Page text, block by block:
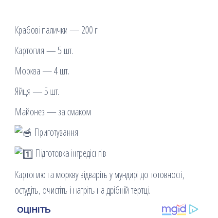
Крабові палички — 200 г
Картопля — 5 шт.
Морква — 4 шт.
Яйця — 5 шт.
Майонез — за смаком
Приготування
Підготовка інгредієнтів
Картоплю та моркву відваріть у мундирі до готовності,
остудіть, очистіть і натріть на дрібній тертці.